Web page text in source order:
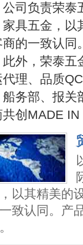
公司负责荣泰
家具五金，以
商的一致认同
此外，荣泰
代理、品质
船务部、报关
共创MADE
以其精美的
致认同。产